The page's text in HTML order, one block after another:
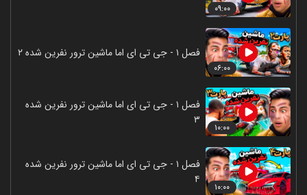
۰۹:۰۰
۰۶:۰۰
فصل ۱ - جی تی ای اما ماشین ترور نفرین شده ۲
۱۰:۰۰
فصل ۱ - جی تی ای اما ماشین ترور نفرین شده
۳
۱۰:۰۰
فصل ۱ - جی تی ای اما ماشین ترور نفرین شده
۴